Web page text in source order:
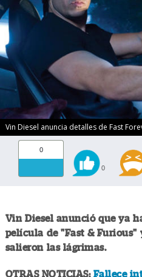
Vin Diesel anuncia detalles de Fast
0
0
Vin Diesel anunció que ya
película de "Fast & Furious"
salieron las lágrimas.
OTRAS NOTICIAS: Fallece